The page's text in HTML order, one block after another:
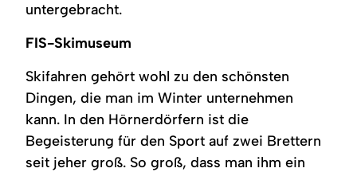
untergebracht.
FIS-Skimuseum
Skifahren gehört wohl zu den schönsten
Dingen, die man im Winter unternehmen
kann. In den Hörnerdörfern ist die
Begeisterung für den Sport auf zwei Brettern
seit jeher groß. So groß, dass man ihm ein